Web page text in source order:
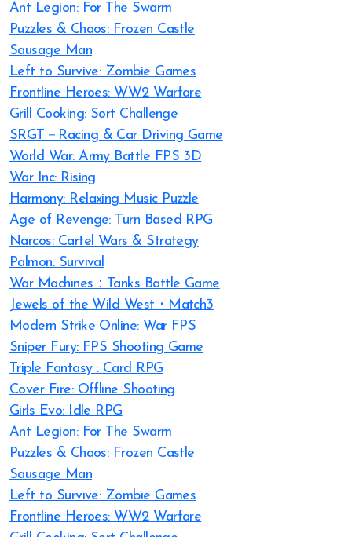
Ant Legion: For The Swarm
Puzzles & Chaos: Frozen Castle
Sausage Man
Left to Survive: Zombie Games
Frontline Heroes: WW2 Warfare
Grill Cooking: Sort Challenge
SRGT－Racing & Car Driving Game
World War: Army Battle FPS 3D
War Inc: Rising
Harmony: Relaxing Music Puzzle
Age of Revenge: Turn Based RPG
Narcos: Cartel Wars & Strategy
Palmon: Survival
War Machines：Tanks Battle Game
Jewels of the Wild West・Match3
Modern Strike Online: War FPS
Sniper Fury: FPS Shooting Game
Triple Fantasy : Card RPG
Cover Fire: Offline Shooting
Girls Evo: Idle RPG
Ant Legion: For The Swarm
Puzzles & Chaos: Frozen Castle
Sausage Man
Left to Survive: Zombie Games
Frontline Heroes: WW2 Warfare